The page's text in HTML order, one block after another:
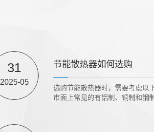
31
2025-05
节能散热器如何选购
选购节能散热器时，需要考虑以
市面上常见的有铝制、铜制和钢